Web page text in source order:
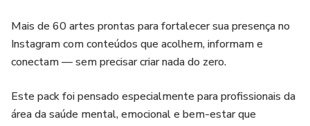
Mais de 60 artes prontas para fortalecer sua presença no
Instagram com conteúdos que acolhem, informam e
conectam — sem precisar criar nada do zero.
Este pack foi pensado especialmente para profissionais da
área da saúde mental, emocional e bem-estar que